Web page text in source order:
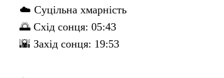
☁️ Суцільна хмарність
🌅 Схід сонця: 05:43
🌇 Захід сонця: 19:53